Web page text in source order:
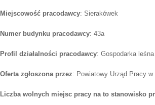
Miejscowość pracodawcy: Sierakówek
Numer budynku pracodawcy: 43a
Profil działalności pracodawcy: Gospodarka leśna
Oferta zgłoszona przez: Powiatowy Urząd Pracy
Liczba wolnych miejsc pracy na to stanowisko